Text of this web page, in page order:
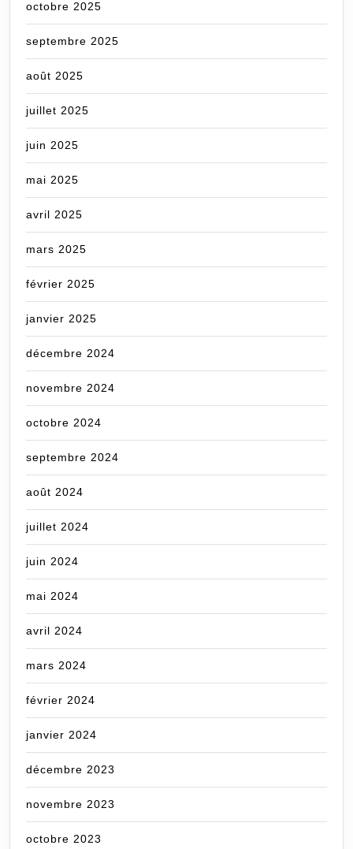
octobre 2025
septembre 2025
août 2025
juillet 2025
juin 2025
mai 2025
avril 2025
mars 2025
février 2025
janvier 2025
décembre 2024
novembre 2024
octobre 2024
septembre 2024
août 2024
juillet 2024
juin 2024
mai 2024
avril 2024
mars 2024
février 2024
janvier 2024
décembre 2023
novembre 2023
octobre 2023